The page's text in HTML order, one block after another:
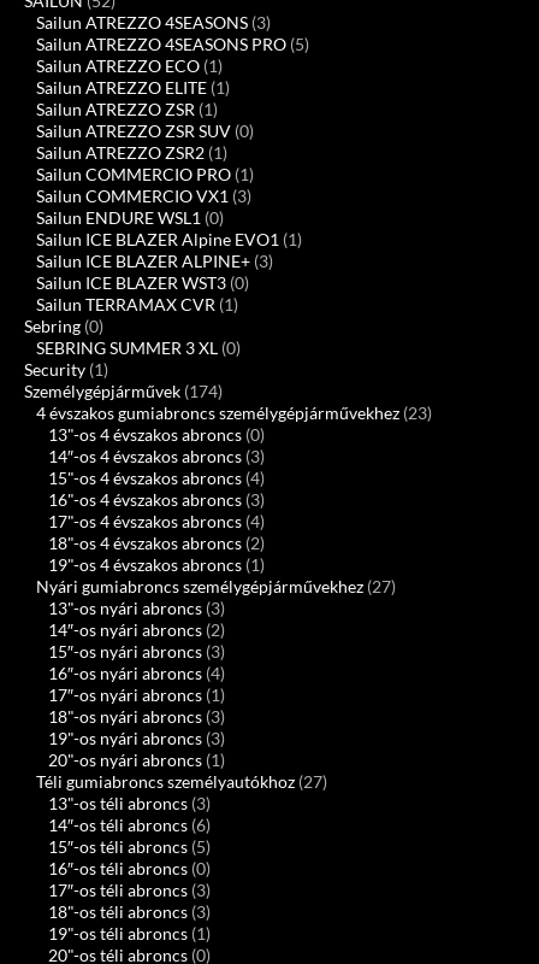
Sailun ATREZZO 4SEASONS (3)
Sailun ATREZZO 4SEASONS PRO (5)
Sailun ATREZZO ECO (1)
Sailun ATREZZO ELITE (1)
Sailun ATREZZO ZSR (1)
Sailun ATREZZO ZSR SUV (0)
Sailun ATREZZO ZSR2 (1)
Sailun COMMERCIO PRO (1)
Sailun COMMERCIO VX1 (3)
Sailun ENDURE WSL1 (0)
Sailun ICE BLAZER Alpine EVO1 (1)
Sailun ICE BLAZER ALPINE+ (3)
Sailun ICE BLAZER WST3 (0)
Sailun TERRAMAX CVR (1)
Sebring (0)
SEBRING SUMMER 3 XL (0)
Security (1)
Személygépjárművek (174)
4 évszakos gumiabroncs személygépjárművekhez (23)
13"-os 4 évszakos abroncs (0)
14″-os 4 évszakos abroncs (3)
15"-os 4 évszakos abroncs (4)
16"-os 4 évszakos abroncs (3)
17"-os 4 évszakos abroncs (4)
18"-os 4 évszakos abroncs (2)
19"-os 4 évszakos abroncs (1)
Nyári gumiabroncs személygépjárművekhez (27)
13"-os nyári abroncs (3)
14″-os nyári abroncs (2)
15″-os nyári abroncs (3)
16″-os nyári abroncs (4)
17″-os nyári abroncs (1)
18"-os nyári abroncs (3)
19"-os nyári abroncs (3)
20"-os nyári abroncs (1)
Téli gumiabroncs személyautókhoz (27)
13"-os téli abroncs (3)
14″-os téli abroncs (6)
15″-os téli abroncs (5)
16″-os téli abroncs (0)
17″-os téli abroncs (3)
18"-os téli abroncs (3)
19"-os téli abroncs (1)
20"-os téli abroncs (0)